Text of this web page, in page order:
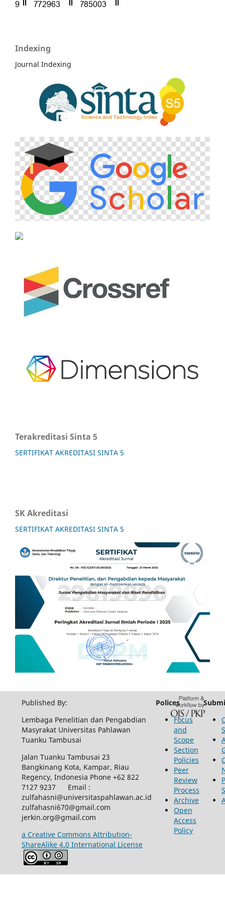
Indexing
Journal Indexing
Terakreditasi Sinta 5
SERTIFIKAT AKREDITASI SINTA 5
SK Akreditasi
SERTIFIKAT AKREDITASI SINTA 5
Published By:
Lembaga Penelitian dan Pengabdian
Masyrakat Universitas Pahlawan
Tuanku Tambusai
Jalan Tuanku Tambusai 23
Bangkinang Kota, Kampar, Riau
Regency, Indonesia Phone +62 822
7127 9237 Email :
zulfahasni@universitaspahlawan.ac.id
zulfahasni670@gmail.com
jerkin.org@gmail.com
a Creative Commons Attribution-
ShareAlike 4.0 International License
Polices
Focus
and
Scope
Section
Policies
Peer
Review
Process
Archive
Open
Access
Policy